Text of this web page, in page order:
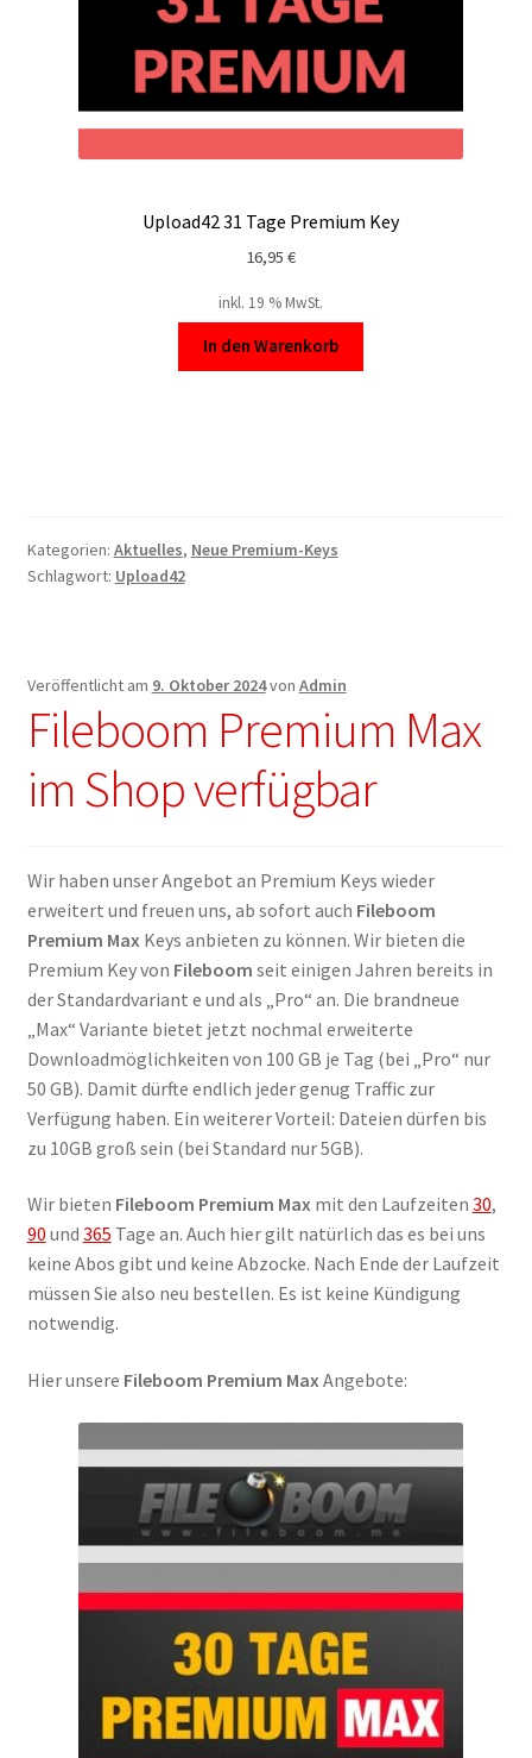
Upload42 31 Tage Premium Key
16,95 €
inkl. 19 % MwSt.
In den Warenkorb
Kategorien: Aktuelles, Neue Premium-Keys
Schlagwort: Upload42
Veröffentlicht am 9. Oktober 2024von Admin
Fileboom Premium Max
im Shop verfügbar
Wir haben unser Angebot an Premium Keys wieder
erweitert und freuen uns, ab sofort auch Fileboom
Premium Max Keys anbieten zu können. Wir bieten die
Premium Key von Fileboom seit einigen Jahren bereits in
der Standardvariant e und als „Pro“ an. Die brandneue
„Max“ Variante bietet jetzt nochmal erweiterte
Downloadmöglichkeiten von 100 GB je Tag (bei „Pro“ nur
50 GB). Damit dürfte endlich jeder genug Traffic zur
Verfügung haben. Ein weiterer Vorteil: Dateien dürfen bis
zu 10GB groß sein (bei Standard nur 5GB).
Wir bieten Fileboom Premium Maxmit den Laufzeiten 30,
90 und 365 Tage an. Auch hier gilt natürlich das es bei uns
keine Abos gibt und keine Abzocke. Nach Ende der Laufzeit
müssen Sie also neu bestellen. Es ist keine Kündigung
notwendig.
Hier unsere Fileboom Premium MaxAngebote: